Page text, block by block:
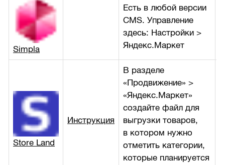
Simpla
Есть в любой версии
CMS. Управление
здесь: Настройки >
Яндекс.Маркет
Store Land
Инструкция
В разделе
«Продвижение» >
«Яндекс.Маркет»
создайте файл для
выгрузки товаров,
в котором нужно
отметить категории,
которые планируется